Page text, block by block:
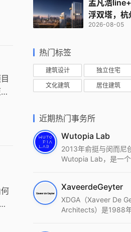
孟凡浩
浮双塔，杭
团总部
2026-08-05
热门标签
建筑设计 独立住宅
文化建筑 居住建筑
近期热门事务所
Wutopia Lab
2013年俞挺与闵而尼
Wutopia Lab，是一
统这种新的思维范式
和生活性为介入设计
工具，从而推动建筑
XaveerdeGeyter
XDGA（Xaveer De
Architects）是1988